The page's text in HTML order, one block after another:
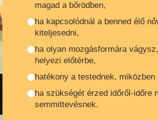
magad a bőrödben,
ha kapcsolódnál a benned élő
kiteljesedni,
ha olyan mozgásformára
helyezi előtérbe,
hatékony a testednek, miközben
ha szükségét érzed időről-időre
semmittevésnek.